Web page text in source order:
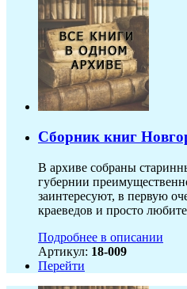
Сборник книг
В архиве собраны
губернии
заинтересуют, в первую
краеведов и просто
Подробнее в описании
Артикул: 18-009
Перейти